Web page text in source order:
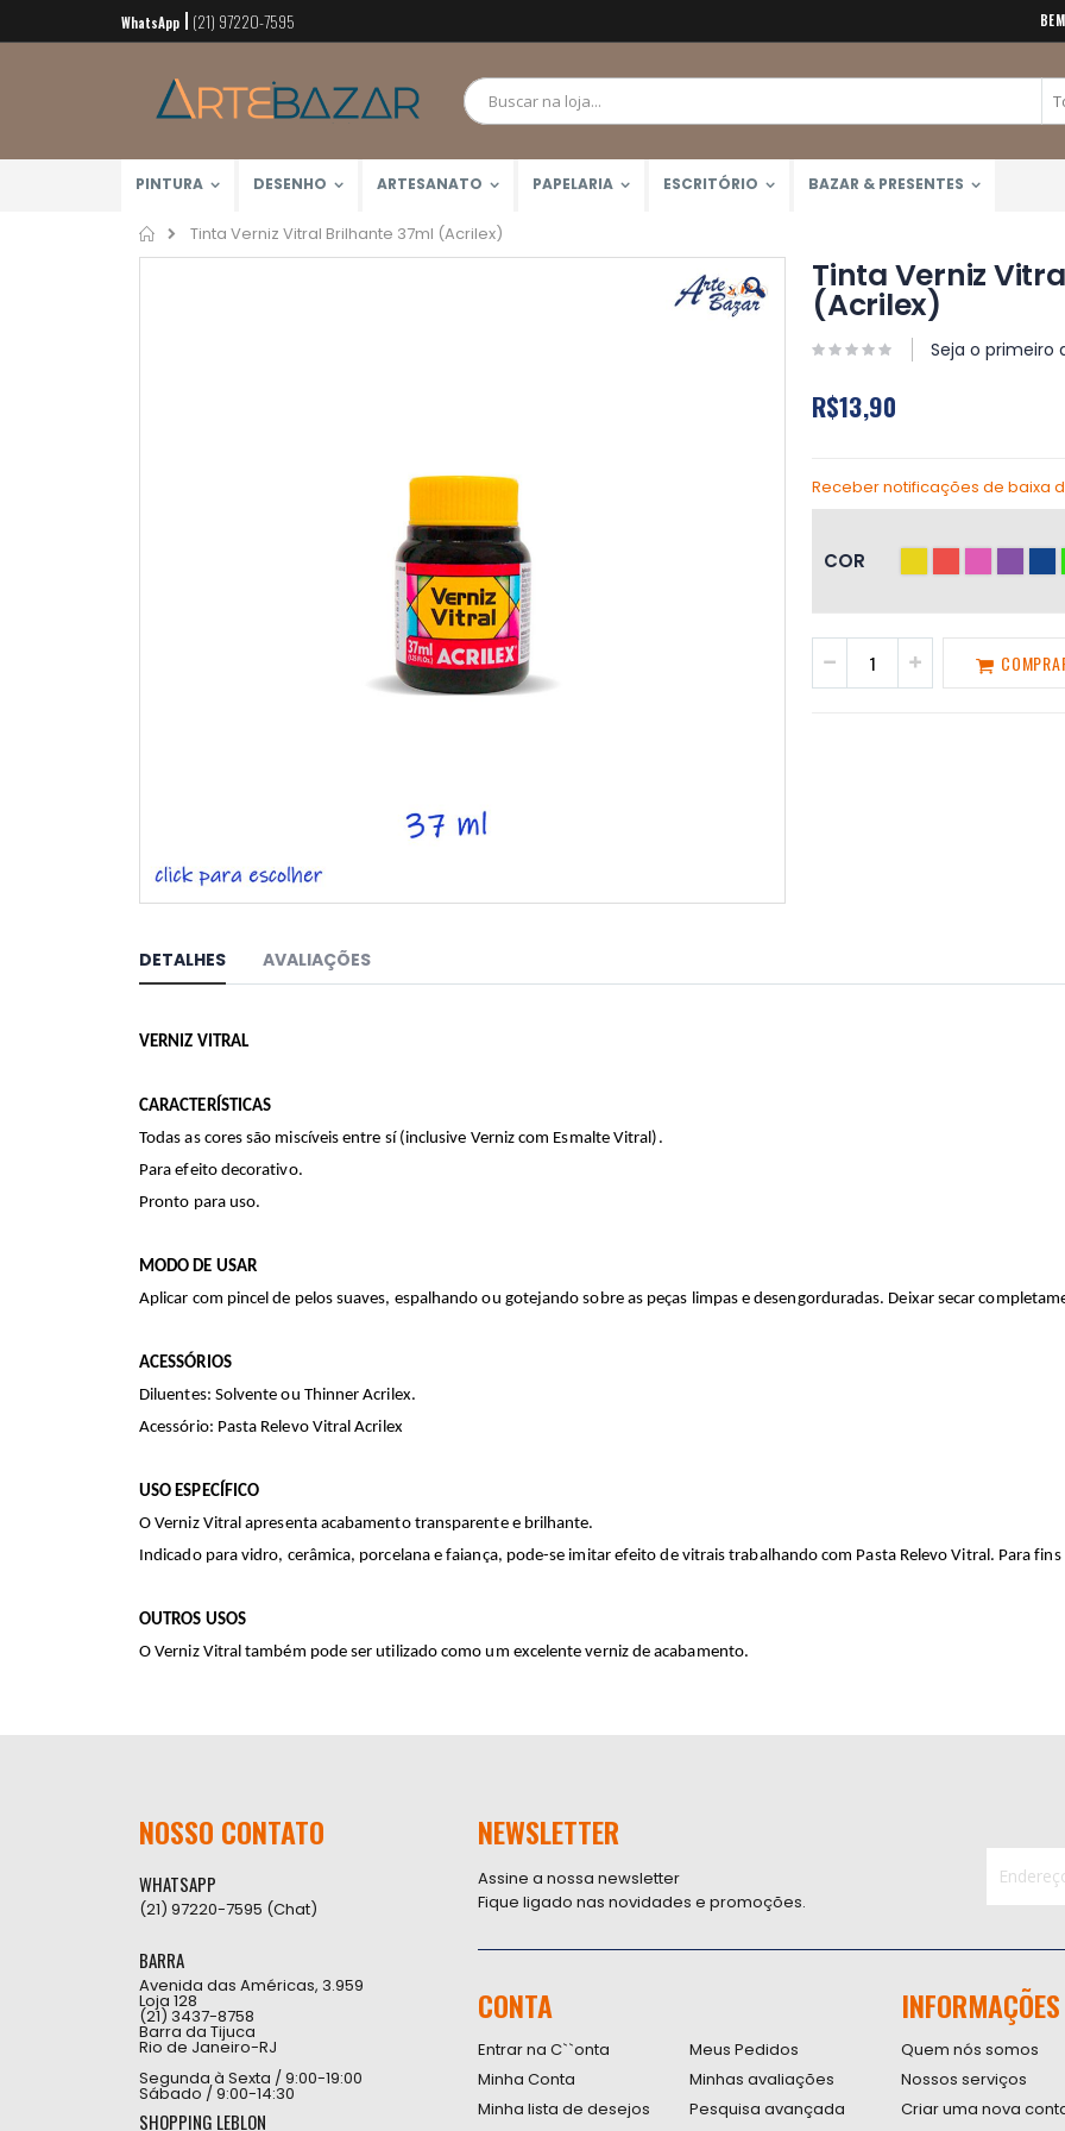
Pular
para
conteúdo
WhatsApp (21) 97220-7595
PINTURA DESENHO ARTESANATO PAPELARIA ESCRITÓRIO BAZAR & PRESENTES
Home
Tinta Verniz Vitral Brilhante 37ml (Acrilex)
Pular
o
início
de
Tinta Verniz
(Acrilex)
Seja o primeiro
R$13,90
Receber notificações de baixa
COR
DETALHES
VERNIZ VITRAL
CARACTERÍSTICAS
Todas as cores são miscíveis entre sí (inclusive Verniz com Esmalte Vitral).
Para efeito decorativo.
Pronto para uso.
MODO DE USAR
Aplicar com pincel de pelos suaves, espalhando ou gotejando sobre as peças limpas e desengorduradas. Deixar secar
ACESSÓRIOS
Diluentes: Solvente ou Thinner Acrilex.
Acessório: Pasta Relevo Vitral Acrilex
USO ESPECÍFICO
O Verniz Vitral apresenta acabamento transparente e brilhante.
Indicado para vidro, cerâmica, porcelana e faiança, pode-se imitar efeito de vitrais trabalhando com Pasta Relevo Vitral. Para
OUTROS USOS
O Verniz Vitral também pode ser utilizado como um excelente verniz de acabamento.
AVALIAÇÕES
NOSSO CONTATO
WHATSAPP
(21) 97220-7595 (Chat)
BARRA
Avenida das Américas, 3.959
Loja 128
(21) 3437-8758
Barra da Tijuca
Rio de Janeiro-RJ
Segunda à Sexta / 9:00-19:00
Sábado / 9:00-14:30
SHOPPING LEBLON
NEWSLETTER
Assine a nossa newsletter
Fique ligado nas novidades e promoções.
nossa
CONTA
Entrar na C``onta
Minha Conta
Minha lista de desejos
Meus Pedidos
Minhas avaliações
Pesquisa avançada
INFORMAÇÕES
Quem nós somos
Nossos serviços
Criar uma nova